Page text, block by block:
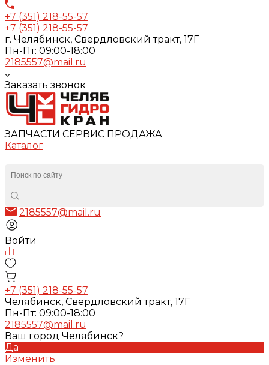
+7 (351) 218-55-57
+7 (351) 218-55-57
г. Челябинск, Свердловский тракт, 17Г
Пн-Пт: 09:00-18:00
2185557@mail.ru
Заказать звонок
ЗАПЧАСТИ СЕРВИС ПРОДАЖА
Каталог
2185557@mail.ru
Войти
+7 (351) 218-55-57
Челябинск, Свердловский тракт, 17Г
Пн-Пт: 09:00-18:00
2185557@mail.ru
Ваш город Челябинск?
Да
Изменить